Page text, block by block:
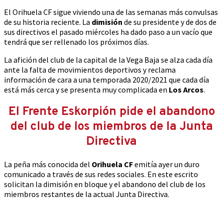
El Orihuela CF sigue viviendo una de las semanas más convulsas
de su historia reciente. La dimisión de su presidente y de dos de
sus directivos el pasado miércoles ha dado paso a un vacío que
tendrá que ser rellenado los próximos días.
La afición del club de la capital de la Vega Baja se alza cada día
ante la falta de movimientos deportivos y reclama
información de cara a una temporada 2020/2021 que cada día
está más cerca y se presenta muy complicada en Los Arcos.
El Frente Eskorpión pide el abandono
del club de los miembros de la Junta
Directiva
La peña más conocida del Orihuela CFemitía ayer un duro
comunicado a través de sus redes sociales. En este escrito
solicitan la dimisión en bloque y el abandono del club de los
miembros restantes de la actual Junta Directiva.